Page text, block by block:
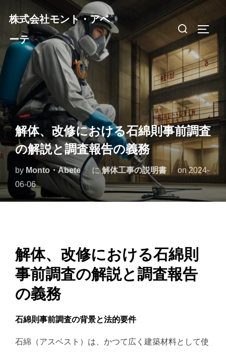
ン
ツ
へ
キ
ッ
株式会社モント・アベ
ーテ
検
索
対
象:
解体、改修における石綿則事前調査
の解説と調査報告の義務
by Monto・Abete に解体工事の説明書 on投
稿
日:
2024-
06-06
解体、改修における石綿則
事前調査の解説と調査報告
の義務
石綿則事前調査の背景と法的要件
石綿（アスベスト）は、かつて広く建築材料として使